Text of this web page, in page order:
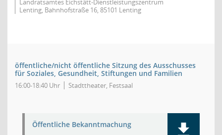
Landratsamtes Eichstätt-Dienstleistungszentrum
Lenting, Bahnhofstraße 16, 85101 Lenting
öffentliche/nicht öffentliche Sitzung des Ausschusses
für Soziales, Gesundheit, Stiftungen und Familien
16:00-18:40 Uhr Stadttheater, Festsaal
Öffentliche Bekanntmachung